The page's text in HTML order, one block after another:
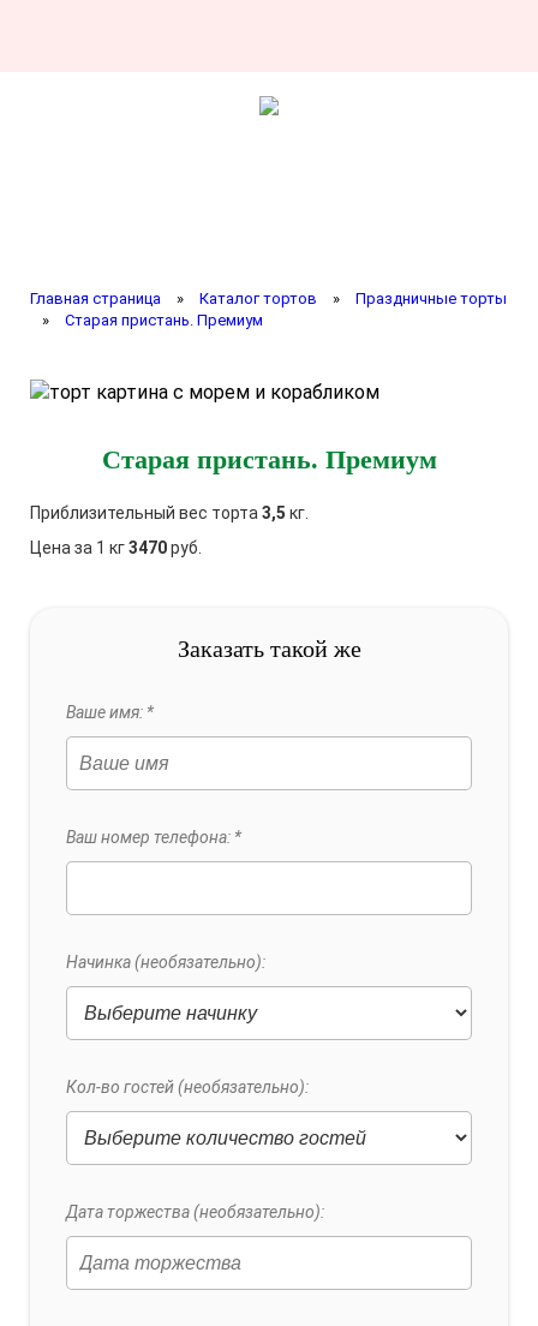
Главная страница » Каталог тортов »
Праздничные торты
»
Старая пристань. Премиум
Старая пристань. Премиум
Приблизительный вес торта 3,5 кг.
Цена за 1 кг3470руб.
Заказать такой же
Ваше имя: *
Ваш номер телефона: *
Начинка (необязательно):
Кол-во гостей (необязательно):
Дата торжества (необязательно):